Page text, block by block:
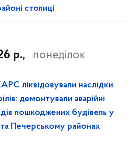
столиці
р., понеділок
ліквідовували наслідки
демонтували аварійні
пошкоджених будівель у
Печерському районах